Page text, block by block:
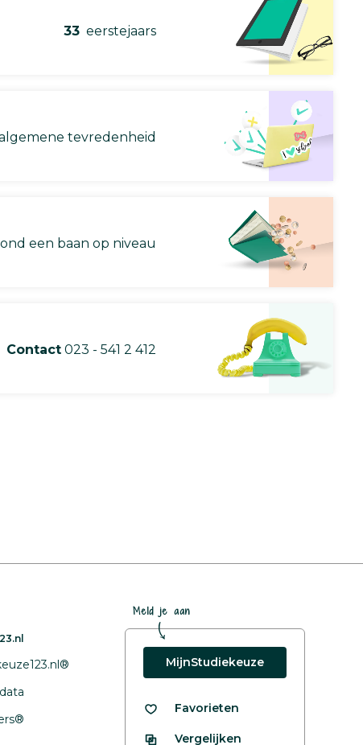
33 eerstejaars
tevredenheid
een baan op niveau
Contact 023 - 541 2 412
Meld je aan
MijnStudiekeuze
Favorieten
Vergelijken